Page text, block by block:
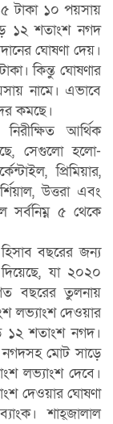
টাকা ১০ পয়সায়
১২ শতাংশ নগদ
ঘোষণা দেয়।
কিন্তু ঘোষণার
নামে। এভাবে
কমছে।
আর্থিক
সেগুলো হলো-
প্রিমিয়ার,
উত্তরা এবং
৫ থেকে
বছরের জন্য
যা ২০২০
বছরের তুলনায়
লভ্যাংশ দেওয়ার
১২ শতাংশ নগদ।
নগদসহ মোট সাড়ে
লভ্যাংশ দেবে।
দেওয়ার ঘোষণা
শাহ্‌জালাল